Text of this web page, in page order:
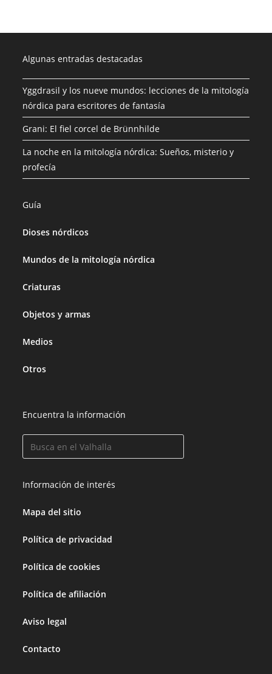
Algunas entradas destacadas
Yggdrasil y los nueve mundos: lecciones de la mitología
nórdica para escritores de fantasía
Grani: El fiel corcel de Brünnhilde
La noche en la mitología nórdica: Sueños, misterio y
profecía
Guía
Dioses nórdicos
Mundos de la mitología nórdica
Criaturas
Objetos y armas
Medios
Otros
Encuentra la información
Información de interés
Mapa del sitio
Política de privacidad
Política de cookies
Política de afiliación
Aviso legal
Contacto